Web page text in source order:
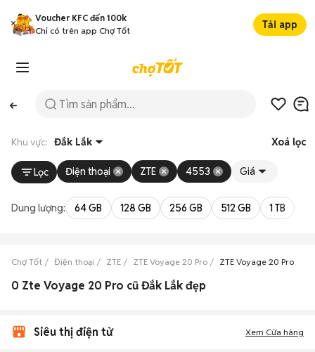
Voucher KFC đến 100k
Chỉ có trên app Chợ Tốt
Tải app
Khu vực: Đắk Lắk Xoá lọc
Lọc Điện thoại ZTE 4553 Giá
Dung lượng: 64 GB 128 GB 256 GB 512 GB 1 TB
Chợ Tốt Điện thoại ZTE ZTE Voyage 20 Pro ZTE Voyage 20 Pro Đắk
0 Zte Voyage 20 Pro cũ Đắk Lắk đẹp
Siêu thị điện tử Xem Cửa hàng